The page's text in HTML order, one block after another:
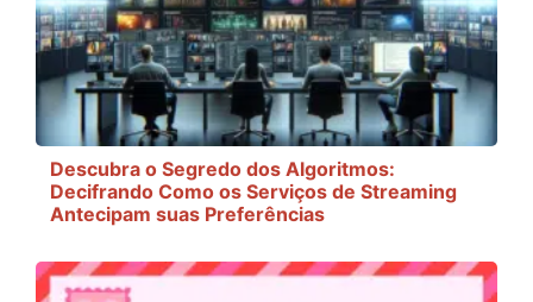
Descubra o Segredo dos Algoritmos:
Decifrando Como os Serviços de Streaming
Antecipam suas Preferências